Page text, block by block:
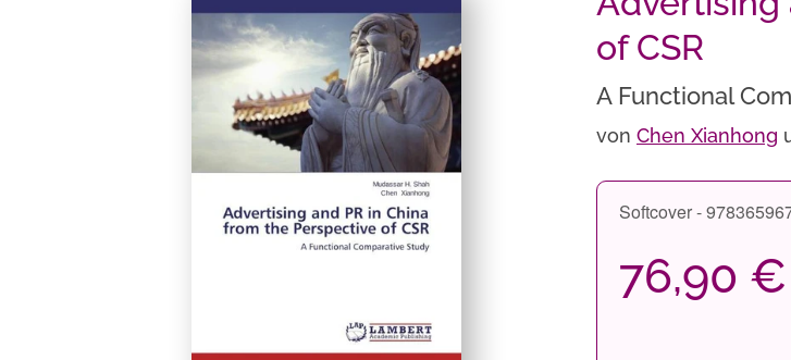
of CSR
A Functional
von Chen Xianhong
Softcover -
76,90 €